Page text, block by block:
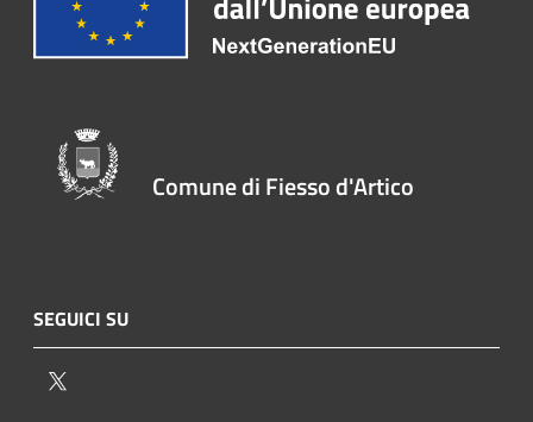
Comune di Fiesso d'Artico
SEGUICI SU